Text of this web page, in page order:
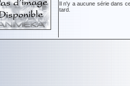
Il n'y a aucune série dans
tard.